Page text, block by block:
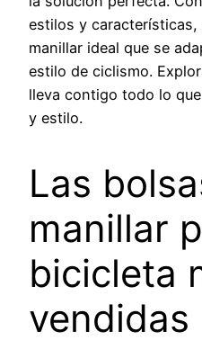
estilos y
manillar ideal que se
estilo de ciclismo.
lleva contigo todo lo
y estilo.
Las
manillar
bicicleta
vendidas